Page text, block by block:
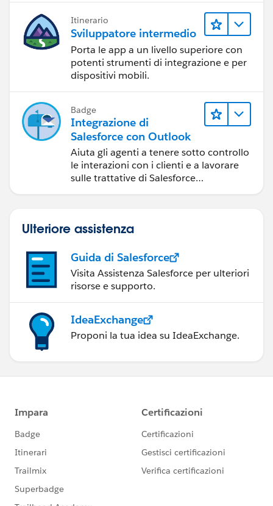
Itinerario
Sviluppatore intermedio
Porta le app a un livello superiore con
potenti strumenti di integrazione e per
dispositivi mobili.
Badge
Integrazione di
Salesforce con Outlook
Aiuta gli agenti a tenere sotto controllo
le interazioni con i clienti e a lavorare
sulle trattative di Salesforce
direttamente in Outlook.
Ulteriore assistenza
Guida di Salesforce
Visita Assistenza Salesforce per ulteriori
risorse e supporto.
IdeaExchange
Proponi la tua idea su IdeaExchange.